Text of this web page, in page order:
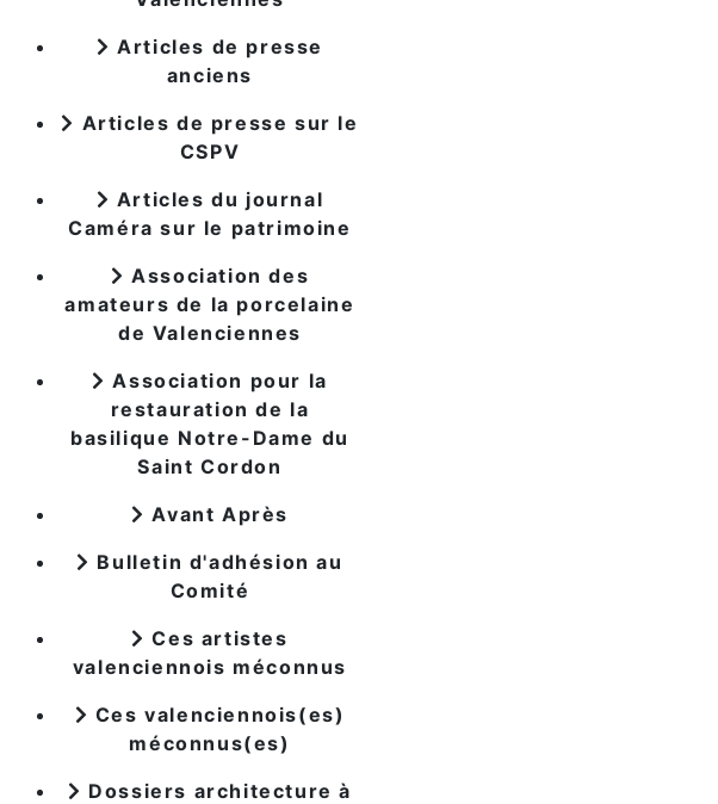
Articles de presse
anciens
Articles de presse sur le
CSPV
Articles du journal
Caméra sur le patrimoine
Association des
amateurs de la porcelaine
de Valenciennes
Association pour la
restauration de la
basilique Notre-Dame du
Saint Cordon
Avant Après
Bulletin d'adhésion au
Comité
Ces artistes
valenciennois méconnus
Ces valenciennois(es)
méconnus(es)
Dossiers architecture à